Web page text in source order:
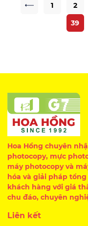
1 2
39
Hoa Hồng chuyên
photocopy, mực
máy photocopy và
hóa và giải pháp
khách hàng với giá
chu đáo, chuyên
Liên kết